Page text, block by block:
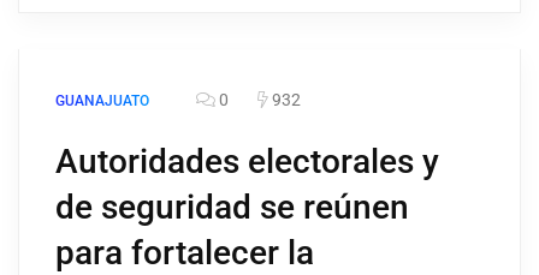
GUANAJUATO 0 932
Autoridades electorales y
de seguridad se reúnen
para fortalecer la